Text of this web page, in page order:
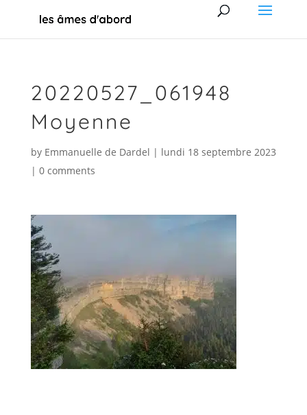
20220527_061948
Moyenne
by Emmanuelle de Dardel | lundi 18 septembre 2023
| 0 comments